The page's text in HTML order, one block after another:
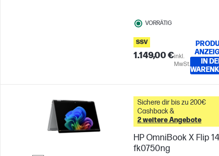
VORRÄTIG
SSV
1.149,00 €inkl.
MwSt.
IN
Sichere dir bis zu 200€
Cashback &
2 weitere Angebote
HP OmniBook X Flip
fk0750ng